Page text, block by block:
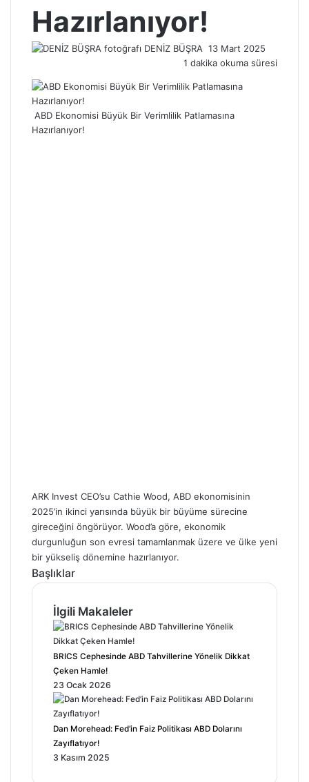
Hazırlanıyor!
DENİZ BÜŞRA Bir
e-
göndermek
13 Mart 2025
1 dakika okuma süresi
ABD Ekonomisi Büyük Bir Verimlilik Patlamasına
Hazırlanıyor!
ARK Invest CEO’su Cathie Wood, ABD ekonomisinin
2025’in ikinci yarısında büyük bir büyüme sürecine
gireceğini öngörüyor. Wood’a göre, ekonomik
durgunluğun son evresi tamamlanmak üzere ve ülke yeni
bir yükseliş dönemine hazırlanıyor.
Başlıklar
İlgili Makaleler
BRICS Cephesinde ABD Tahvillerine Yönelik Dikkat
Çeken Hamle!
23 Ocak 2026
Dan Morehead: Fed’in Faiz Politikası ABD Dolarını
Zayıflatıyor!
3 Kasım 2025